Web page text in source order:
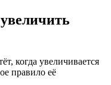
когда увеличивается
правило её